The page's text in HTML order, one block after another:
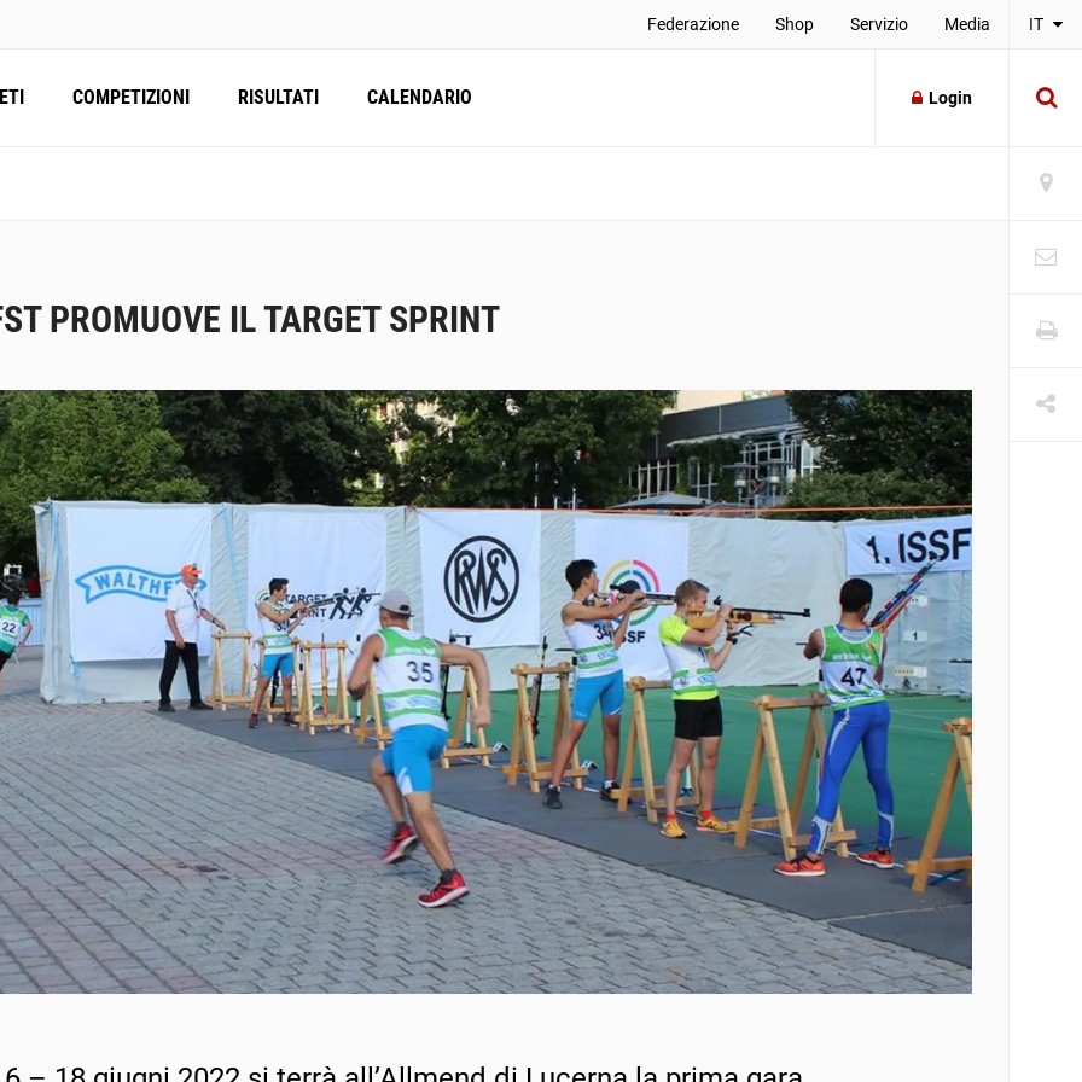
Federazione Shop Servizio Media IT
COMPETIZIONI RISULTATI CALENDARIO Login
PROMUOVE IL TARGET SPRINT